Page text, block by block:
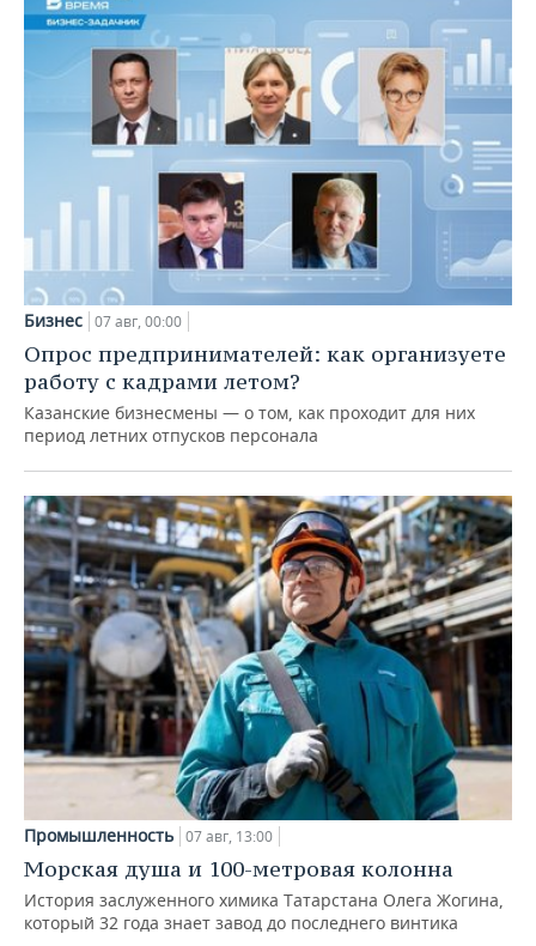
Бизнес 07 авг, 00:00
Опрос предпринимателей: как организуете
работу с кадрами летом?
Казанские бизнесмены — о том, как проходит для них
период летних отпусков персонала
Промышленность 07 авг, 13:00
Морская душа и 100-метровая колонна
История заслуженного химика Татарстана Олега Жогина,
который 32 года знает завод до последнего винтика